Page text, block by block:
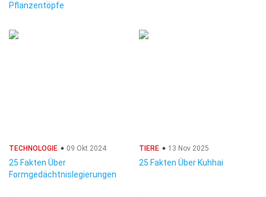
Pflanzentöpfe
TECHNOLOGIE 09 Okt 2024
25 Fakten Über
Formgedächtnislegierungen
TIERE 13 Nov 2025
25 Fakten Über Kuhhai